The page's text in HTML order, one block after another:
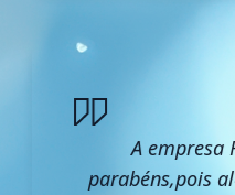
A empresa
parabéns,pois